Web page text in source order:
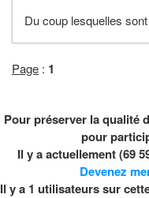
Du coup lesquelles
Page : 1
Pour préserver la qualité
pour
Il y a actuellement (69
Devenez
Il y a 1 utilisateurs sur